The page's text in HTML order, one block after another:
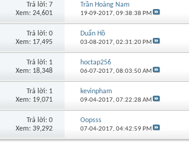
Trả lời: 7
Xem: 24,601
Trần Hoàng Nam
19-09-2017,09:38:38 PM
Trả lời: 0
Xem: 17,495
Duẩn Hồ
03-08-2017,02:31:20 PM
Trả lời: 1
Xem: 18,348
hoctap256
06-07-2017,08:03:50 AM
Trả lời: 1
Xem: 19,071
kevinpham
09-04-2017,07:22:28 AM
Trả lời: 0
Xem: 39,292
Oopsss
07-04-2017,04:42:59 PM